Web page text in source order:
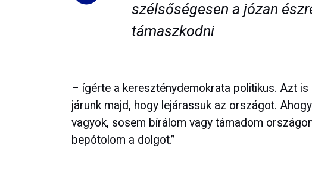
szélsőségesen a józan
támaszkodni
– ígérte a kereszténydemokrata politikus. Azt
járunk majd, hogy lejárassuk az országot.
vagyok, sosem bírálom vagy támadom
bepótolom a dolgot.”